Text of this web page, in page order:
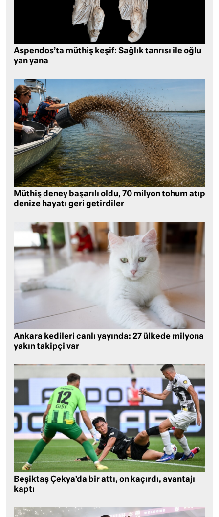
Aspendos’ta müthiş keşif: Sağlık tanrısı ile oğlu
yan yana
Müthiş deney başarılı oldu, 70 milyon tohum atıp
denize hayatı geri getirdiler
Ankara kedileri canlı yayında: 27 ülkede milyona
yakın takipçi var
Beşiktaş Çekya’da bir attı, on kaçırdı, avantajı
kaptı